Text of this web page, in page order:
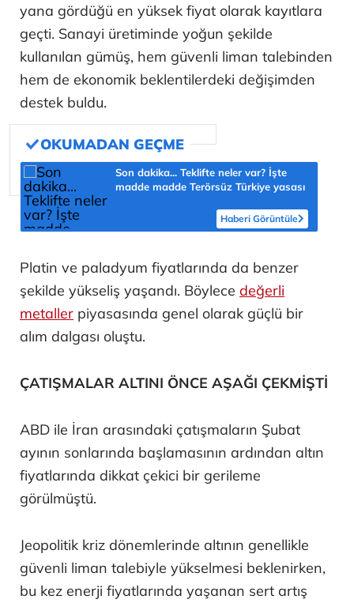
yana gördüğü en yüksek fiyat olarak kayıtlara
geçti. Sanayi üretiminde yoğun şekilde
kullanılan gümüş, hem güvenli liman talebinden
hem de ekonomik beklentilerdeki değişimden
destek buldu.
Son dakika... Teklifte neler var? İşte
madde madde Terörsüz Türkiye yasası
Haberi Görüntüle
Platin ve paladyum fiyatlarında da benzer
şekilde yükseliş yaşandı. Böylece değerli
metaller piyasasında genel olarak güçlü bir
alım dalgası oluştu.
ÇATIŞMALAR ALTINI ÖNCE AŞAĞI ÇEKMİŞTİ
ABD ile İran arasındaki çatışmaların Şubat
ayının sonlarında başlamasının ardından altın
fiyatlarında dikkat çekici bir gerileme
görülmüştü.
Jeopolitik kriz dönemlerinde altının genellikle
güvenli liman talebiyle yükselmesi beklenirken,
bu kez enerji fiyatlarında yaşanan sert artış